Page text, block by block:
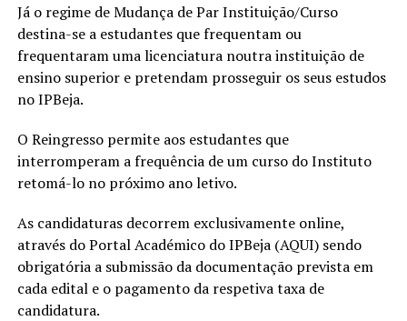
Já o regime de Mudança de Par Instituição/Curso
destina-se a estudantes que frequentam ou
frequentaram uma licenciatura noutra instituição de
ensino superior e pretendam prosseguir os seus estudos
no IPBeja.
O Reingresso permite aos estudantes que
interromperam a frequência de um curso do Instituto
retomá-lo no próximo ano letivo.
As candidaturas decorrem exclusivamente online,
através do Portal Académico do IPBeja (AQUI) sendo
obrigatória a submissão da documentação prevista em
cada edital e o pagamento da respetiva taxa de
candidatura.